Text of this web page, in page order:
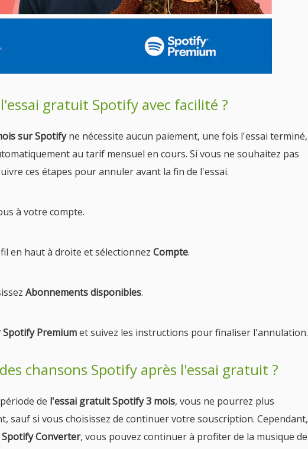
gratuit Spotify avec facilité ?
sur Spotifyne nécessite aucun paiement, une fois l'essai terminé,
au tarif mensuel en cours. Si vous ne souhaitez pas
ces étapes pour annuler avant la fin de l'essai.
à votre compte.
en haut à droite et sélectionnez Compte.
Abonnements disponibles.
Spotify Premiumet suivez les instructions pour finaliser l'annulation.
chansons Spotify après l'essai gratuit ?
de l'essai gratuit Spotify 3 mois, vous ne pourrez plus
sauf si vous choisissez de continuer votre souscription. Cependant,
Converter, vous pouvez continuer à profiter de la musique de